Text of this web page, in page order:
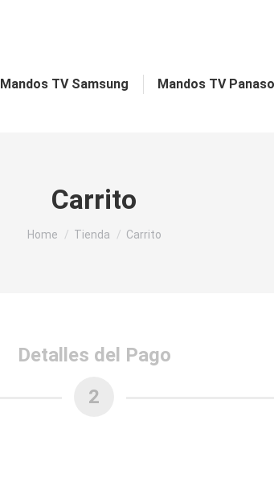
Mandos TV Samsung Mandos TV
Carrito
You are here:
Home Tienda Carrito
Detalles del Pago
2